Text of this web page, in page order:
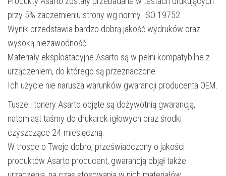
przy 5% zaczernieniu strony wg normy ISO 19752.
Wynik przedstawia bardzo dobrą jakość wydruków oraz
wysoką niezawodność.
Materiały eksploatacyjne Asarto są w pełni kompatybilne z
urządzeniem, do którego są przeznaczone.
Ich użycie nie narusza warunków gwarancji producenta OEM.
Tusze i tonery Asarto objęte są dożywotnią gwarancją,
natomiast taśmy do drukarek igłowych oraz środki
czyszczące 24-miesięczną.
W trosce o Twoje dobro, przeświadczony o jakości
produktów Asarto producent, gwarancją objął także